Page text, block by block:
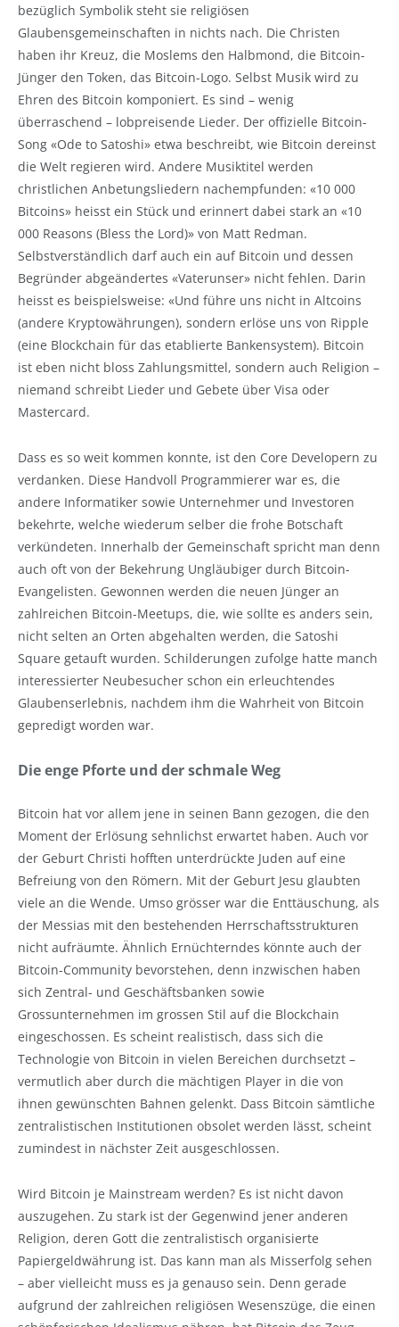
bezüglich Symbolik steht sie religiösen
Glaubensgemeinschaften in nichts nach. Die Christen
haben ihr Kreuz, die Moslems den Halbmond, die Bitcoin-
Jünger den Token, das Bitcoin-Logo. Selbst Musik wird zu
Ehren des Bitcoin komponiert. Es sind – wenig
überraschend – lobpreisende Lieder. Der offizielle Bitcoin-
Song «Ode to Satoshi» etwa beschreibt, wie Bitcoin dereinst
die Welt regieren wird. Andere Musiktitel werden
christlichen Anbetungsliedern nachempfunden: «10 000
Bitcoins» heisst ein Stück und erinnert dabei stark an «10
000 Reasons (Bless the Lord)» von Matt Redman.
Selbstverständlich darf auch ein auf Bitcoin und dessen
Begründer abgeändertes «Vaterunser» nicht fehlen. Darin
heisst es beispielsweise: «Und führe uns nicht in Altcoins
(andere Kryptowährungen), sondern erlöse uns von Ripple
(eine Blockchain für das etablierte Bankensystem). Bitcoin
ist eben nicht bloss Zahlungsmittel, sondern auch Religion –
niemand schreibt Lieder und Gebete über Visa oder
Mastercard.
Dass es so weit kommen konnte, ist den Core Developern zu
verdanken. Diese Handvoll Programmierer war es, die
andere Informatiker sowie Unternehmer und Investoren
bekehrte, welche wiederum selber die frohe Botschaft
verkündeten. Innerhalb der Gemeinschaft spricht man denn
auch oft von der Bekehrung Ungläubiger durch Bitcoin-
Evangelisten. Gewonnen werden die neuen Jünger an
zahlreichen Bitcoin-Meetups, die, wie sollte es anders sein,
nicht selten an Orten abgehalten werden, die Satoshi
Square getauft wurden. Schilderungen zufolge hatte manch
interessierter Neubesucher schon ein erleuchtendes
Glaubenserlebnis, nachdem ihm die Wahrheit von Bitcoin
gepredigt worden war.
Die enge Pforte und der schmale Weg
Bitcoin hat vor allem jene in seinen Bann gezogen, die den
Moment der Erlösung sehnlichst erwartet haben. Auch vor
der Geburt Christi hofften unterdrückte Juden auf eine
Befreiung von den Römern. Mit der Geburt Jesu glaubten
viele an die Wende. Umso grös­ser war die Enttäuschung, als
der Messias mit den bestehenden Herrschaftsstrukturen
nicht aufräumte. Ähnlich Ernüchterndes könnte auch der
Bitcoin-Community bevorstehen, denn inzwischen haben
sich Zentral- und Geschäftsbanken sowie
Grossunternehmen im grossen Stil auf die Blockchain
eingeschossen. Es scheint realistisch, dass sich die
Technologie von Bitcoin in vielen Bereichen durchsetzt –
vermutlich aber durch die mächtigen Player in die von
ihnen gewünschten Bahnen gelenkt. Dass Bitcoin sämtliche
zentralistischen Institutionen obsolet werden lässt, scheint
zumindest in nächster Zeit ausgeschlossen.
Wird Bitcoin je Mainstream werden? Es ist nicht davon
auszugehen. Zu stark ist der Gegenwind jener anderen
Religion, deren Gott die zentralistisch organisierte
Papiergeldwährung ist. Das kann man als Misserfolg sehen
– aber vielleicht muss es ja genauso sein. Denn gerade
aufgrund der zahlreichen religiösen Wesenszüge, die einen